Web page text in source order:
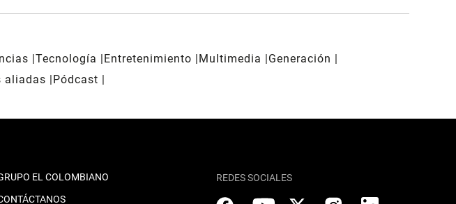
Tecnología Entretenimiento Multimedia
Generación
aliadas
Pódcast
EL COLOMBIANO
REDES SOCIALES